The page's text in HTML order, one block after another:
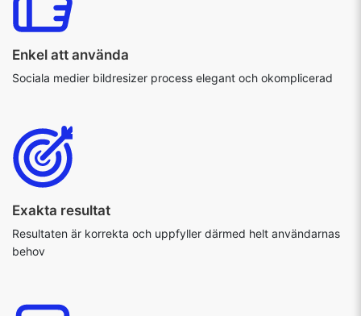
Enkel att använda
Sociala medier bildresizer process elegant och okomplicerad
Exakta resultat
Resultaten är korrekta och uppfyller därmed helt användarnas
behov